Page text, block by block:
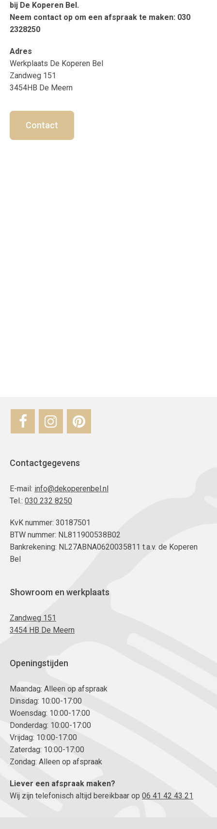
bij De Koperen Bel.
Neem contact op om een afspraak te maken: 030
2328250
Adres
Werkplaats De Koperen Bel
Zandweg 151
3454HB De Meern
Contact
Contactgegevens
E-mail: info@dekoperenbel.nl
Tel.: 030 232 8250
KvK nummer: 30187501
BTW nummer: NL811900538B02
Bankrekening: NL27ABNA0620035811 t.a.v. de Koperen
Bel
Showroom en werkplaats
Zandweg 151
3454 HB De Meern
Openingstijden
Maandag: Alleen op afspraak
Dinsdag: 10:00-17:00
Woensdag: 10:00-17:00
Donderdag: 10:00-17:00
Vrijdag: 10:00-17:00
Zaterdag: 10:00-17:00
Zondag: Alleen op afspraak
Liever een afspraak maken?
Wij zijn telefonisch altijd bereikbaar op 06 41 42 43 21